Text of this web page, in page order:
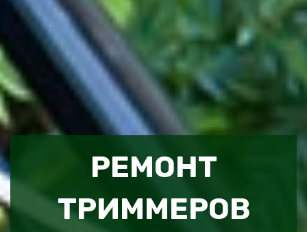
РЕМОНТ
ТРИММЕРОВ